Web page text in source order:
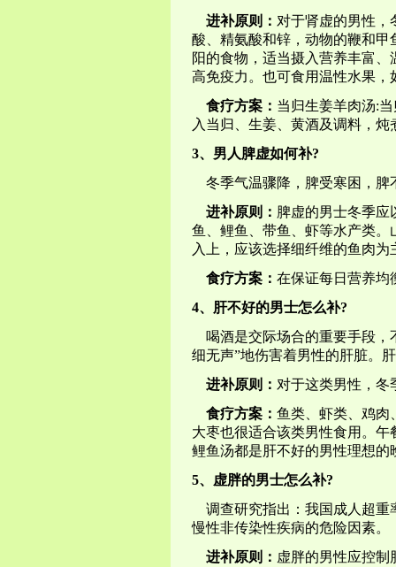
进补原则： 对于肾虚的男性，
酸、精氨酸和锌，动物的鞭和
阳的食物，适当摄入营养丰富
高免疫力。也可食用温性水果
食疗方案： 当归生姜羊肉汤:
入当归、生姜、黄酒及调料，炖
3、男人脾虚如何补?
冬季气温骤降，脾受寒困，脾
进补原则： 脾虚的男士冬季应
鱼、鲤鱼、带鱼、虾等水产类
入上，应该选择细纤维的鱼肉为
食疗方案： 在保证每日营养均
4、肝不好的男士怎么补?
喝酒是交际场合的重要手段，
细无声”地伤害着男性的肝脏。
进补原则： 对于这类男性，冬
食疗方案： 鱼类、虾类、鸡肉
大枣也很适合该类男性食用。
鲤鱼汤都是肝不好的男性理想的
5、虚胖的男士怎么补?
调查研究指出：我国成人超重
慢性非传染性疾病的危险因素。
进补原则： 虚胖的男性应控